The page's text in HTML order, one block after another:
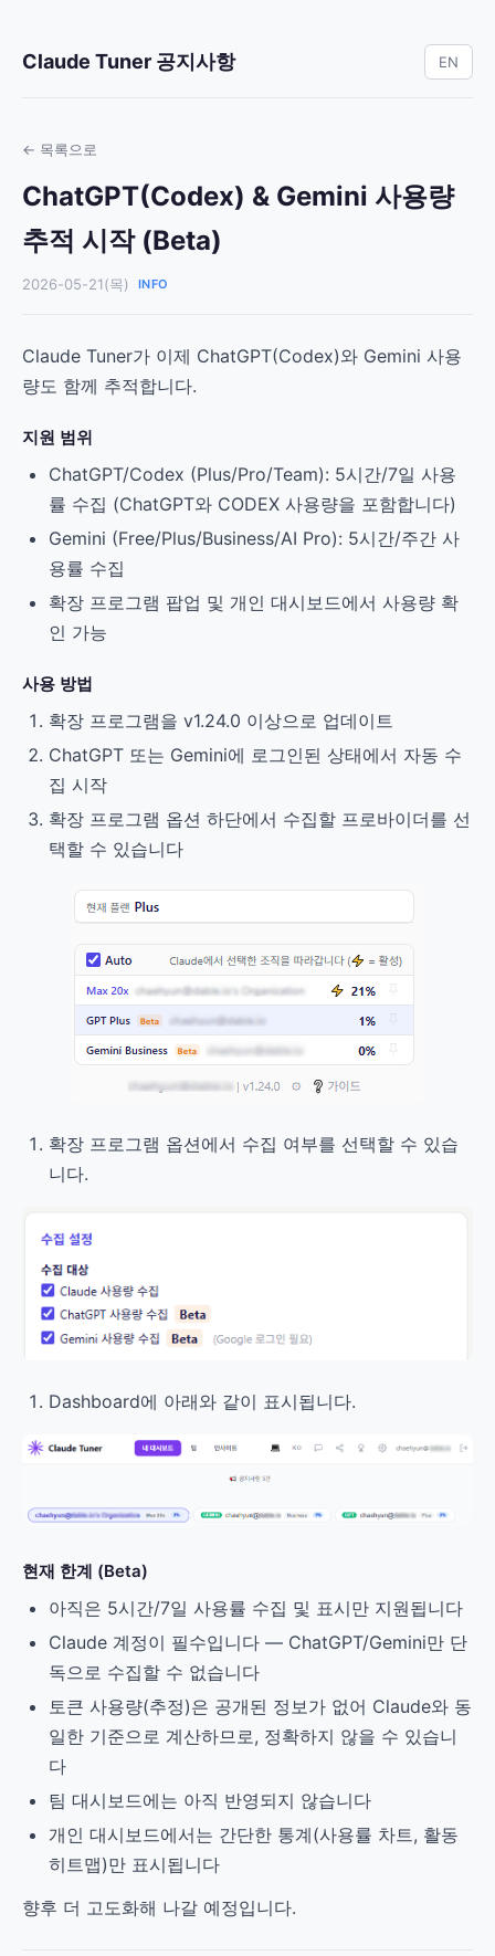
Claude Tuner 공지사항 EN
← 목록으로
ChatGPT(Codex) & Gemini 사용량
추적 시작 (Beta)
2026-05-21(목) INFO
Claude Tuner가 이제 ChatGPT(Codex)와 Gemini 사용
량도 함께 추적합니다.
지원 범위
ChatGPT/Codex (Plus/Pro/Team): 5시간/7일 사용
률 수집 (ChatGPT와 CODEX 사용량을 포함합니다)
Gemini (Free/Plus/Business/AI Pro): 5시간/주간 사
용률 수집
확장 프로그램 팝업 및 개인 대시보드에서 사용량 확
인 가능
사용 방법
확장 프로그램을 v1.24.0 이상으로 업데이트
ChatGPT 또는 Gemini에 로그인된 상태에서 자동 수
집 시작
확장 프로그램 옵션 하단에서 수집할 프로바이더를 선
택할 수 있습니다
확장 프로그램 옵션에서 수집 여부를 선택할 수 있습
니다.
Dashboard에 아래와 같이 표시됩니다.
현재 한계 (Beta)
아직은 5시간/7일 사용률 수집 및 표시만 지원됩니다
Claude 계정이 필수입니다 — ChatGPT/Gemini만 단
독으로 수집할 수 없습니다
토큰 사용량(추정)은 공개된 정보가 없어 Claude와 동
일한 기준으로 계산하므로, 정확하지 않을 수 있습니
다
팀 대시보드에는 아직 반영되지 않습니다
개인 대시보드에서는 간단한 통계(사용률 차트, 활동
히트맵)만 표시됩니다
향후 더 고도화해 나갈 예정입니다.